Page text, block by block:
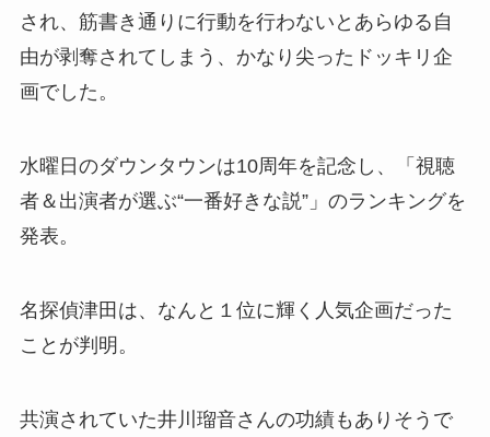
され、筋書き通りに行動を行わないとあらゆる自
由が剥奪されてしまう、かなり尖ったドッキリ企
画でした。
水曜日のダウンタウンは10周年を記念し、「視聴
者＆出演者が選ぶ“一番好きな説”」のランキングを
発表。
名探偵津田は、なんと１位に輝く人気企画だった
ことが判明。
共演されていた井川瑠音さんの功績もありそうで